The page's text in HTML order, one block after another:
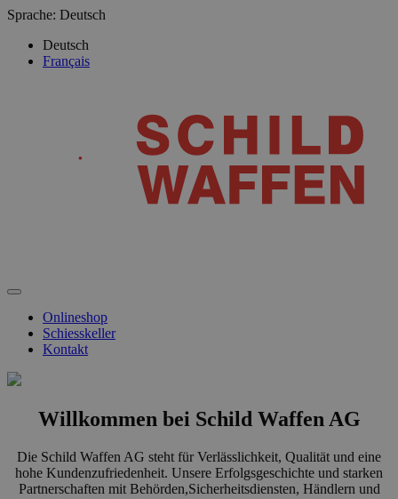
Sprache: Deutsch
Deutsch
Français
Onlineshop
Schiesskeller
Kontakt
Willkommen bei Schild Waffen AG
Die Schild Waffen AG steht für Verlässlichkeit, Qualität und eine
hohe Kundenzufriedenheit. Unsere Erfolgsgeschichte und starken
Partnerschaften mit Behörden,Sicherheitsdiensten, Händlern und